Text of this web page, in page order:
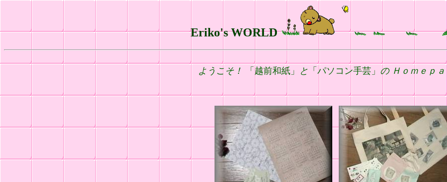
Eriko's WORLD
ようこそ！ 「越前和紙」 と 「パソコン手芸」 の Ｈｏｍｅｐ